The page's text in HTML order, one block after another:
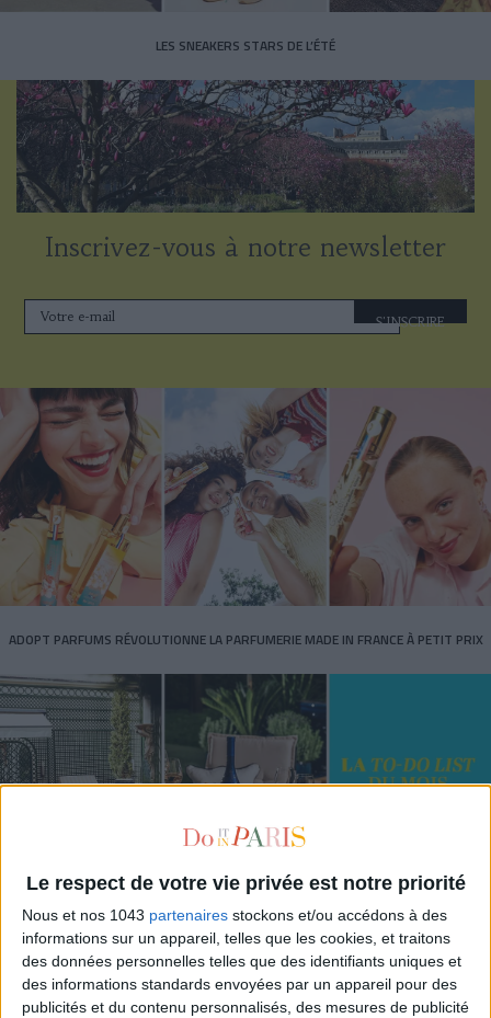
Le respect de votre vie privée est notre priorité
Nous et nos 1043 partenaires stockons et/ou accédons à des
informations sur un appareil, telles que les cookies, et traitons
des données personnelles telles que des identifiants uniques et
des informations standards envoyées par un appareil pour des
publicités et du contenu personnalisés, des mesures de publicité
LES SNEAKERS STARS DE L’ÉTÉ
Inscrivez-vous à notre newsletter
S'INSCRIRE
ADOPT PARFUMS RÉVOLUTIONNE LA PARFUMERIE MADE IN FRANCE À PETIT PRIX
TOUT CE QUE VOUS DEVEZ FAIRE À PARIS EN AOÛT